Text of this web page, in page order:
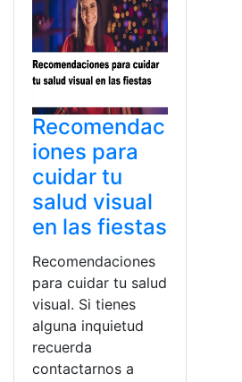
Recomendac
iones para
cuidar tu
salud visual
en las fiestas
Recomendaciones
para cuidar tu salud
visual. Si tienes
alguna inquietud
recuerda
contactarnos a